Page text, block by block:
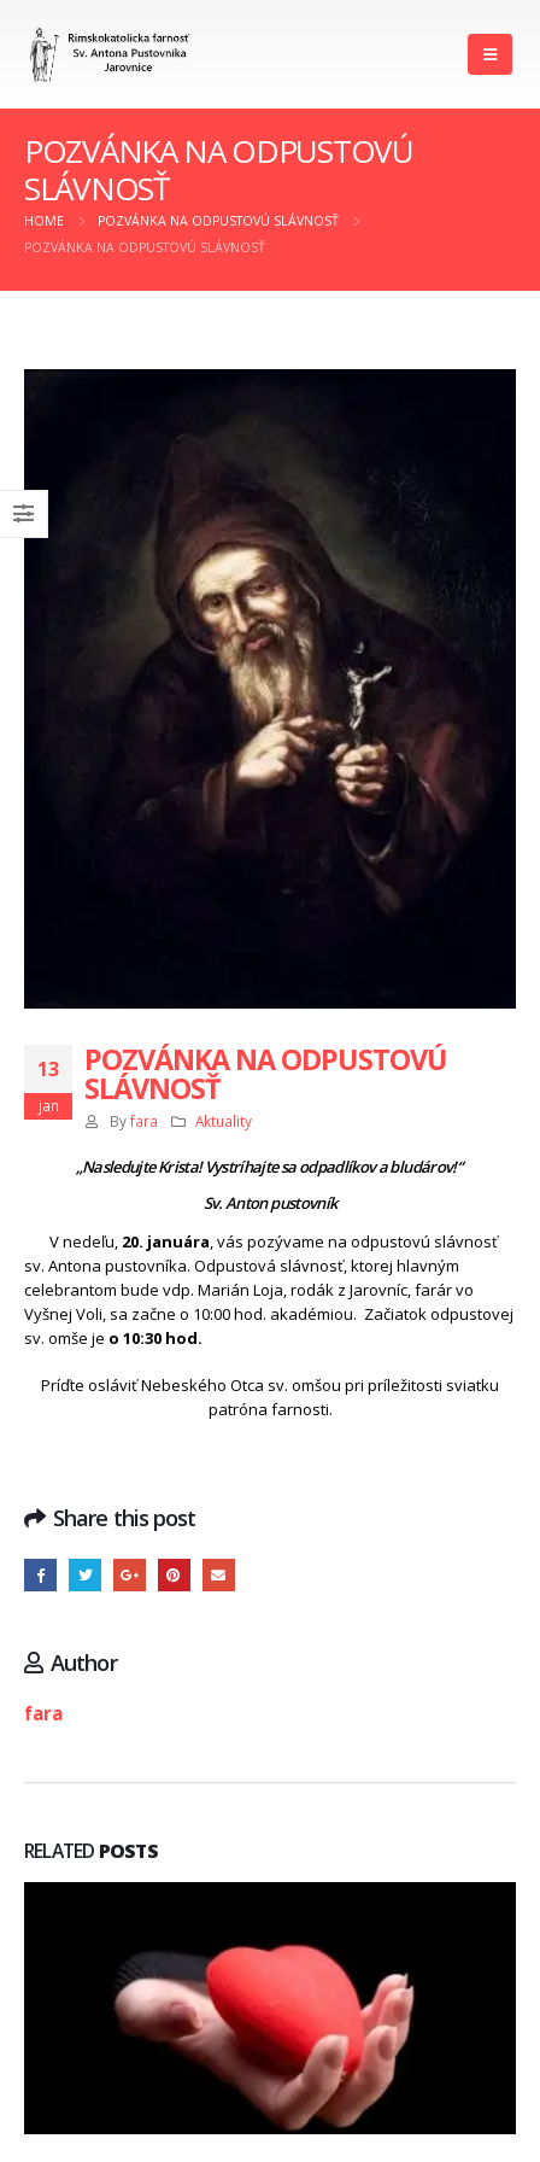
POZVÁNKA NA ODPUSTOVÚ
SLÁVNOSŤ
HOME
POZVÁNKA NA ODPUSTOVÚ SLÁVNOSŤ
POZVÁNKA NA ODPUSTOVÚ SLÁVNOSŤ
13
jan
POZVÁNKA NA ODPUSTOVÚ
SLÁVNOSŤ
By fara Aktuality
„Nasledujte Krista! Vystríhajte sa odpadlíkov a bludárov!“
Sv. Anton pustovník
V nedeľu, 20. januára, vás pozývame na odpustovú slávnosť
sv. Antona pustovníka. Odpustová slávnosť, ktorej hlavným
celebrantom bude vdp. Marián Loja, rodák z Jarovníc, farár vo
Vyšnej Voli, sa začne o 10:00 hod. akadémiou. Začiatok odpustovej
sv. omše je o 10:30 hod.
Príďte osláviť Nebeského Otca sv. omšou pri príležitosti sviatku
patróna farnosti.
Share this post
Author
fara
RELATED POSTS